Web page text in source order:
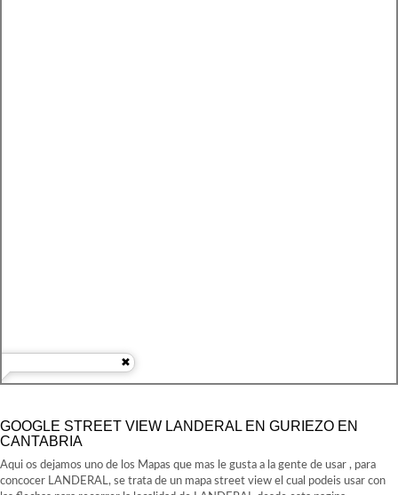
GOOGLE STREET VIEW LANDERAL EN GURIEZO EN
CANTABRIA
Aqui os dejamos uno de los Mapas que mas le gusta a la gente de usar , para
concocer LANDERAL, se trata de un mapa street view el cual podeis usar con